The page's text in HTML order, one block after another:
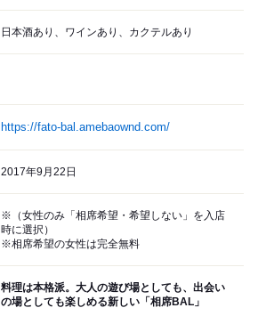
日本酒あり、ワインあり、カクテルあり
https://fato-bal.amebaownd.com/
2017年9月22日
※（女性のみ「相席希望・希望しない」を入店
時に選択）
※相席希望の女性は完全無料
料理は本格派。大人の遊び場としても、出会い
の場としても楽しめる新しい「相席BAL」